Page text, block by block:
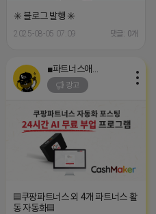
✳️ 블로그 발행 ✳️
2025-08-05 07:09 댓글: 0개
광고
▤쿠팡파트너스 외 4개 파트너스 활
동 자동화▤